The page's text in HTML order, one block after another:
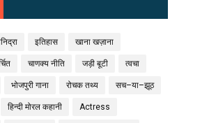
इतिहास खाना खज़ाना
चाणक्य नीति जड़ी बूटी त्वचा
भोजपुरी गाना रोचक तथ्य सच–या–झूठ
हिन्दी मोरल कहानी Actress